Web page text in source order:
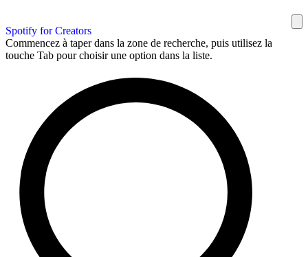
Spotify for Creators
Commencez à taper dans la zone de recherche, puis utilisez la
touche Tab pour choisir une option dans la liste.